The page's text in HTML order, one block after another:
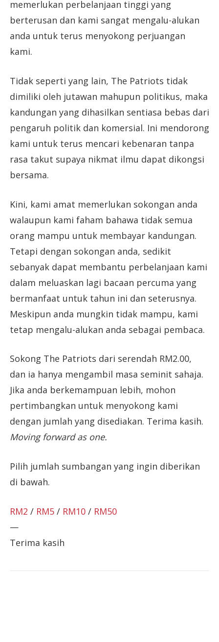
memerlukan perbelanjaan tinggi yang
berterusan dan kami sangat mengalu-alukan
anda untuk terus menyokong perjuangan
kami.
Tidak seperti yang lain, The Patriots tidak
dimiliki oleh jutawan mahupun politikus, maka
kandungan yang dihasilkan sentiasa bebas dari
pengaruh politik dan komersial. Ini mendorong
kami untuk terus mencari kebenaran tanpa
rasa takut supaya nikmat ilmu dapat dikongsi
bersama.
Kini, kami amat memerlukan sokongan anda
walaupun kami faham bahawa tidak semua
orang mampu untuk membayar kandungan.
Tetapi dengan sokongan anda, sedikit
sebanyak dapat membantu perbelanjaan kami
dalam meluaskan lagi bacaan percuma yang
bermanfaat untuk tahun ini dan seterusnya.
Meskipun anda mungkin tidak mampu, kami
tetap mengalu-alukan anda sebagai pembaca.
Sokong The Patriots dari serendah RM2.00,
dan ia hanya mengambil masa seminit sahaja.
Jika anda berkemampuan lebih, mohon
pertimbangkan untuk menyokong kami
dengan jumlah yang disediakan. Terima kasih.
Moving forward as one.
Pilih jumlah sumbangan yang ingin diberikan
di bawah.
RM2 / RM5 / RM10 / RM50
—
Terima kasih